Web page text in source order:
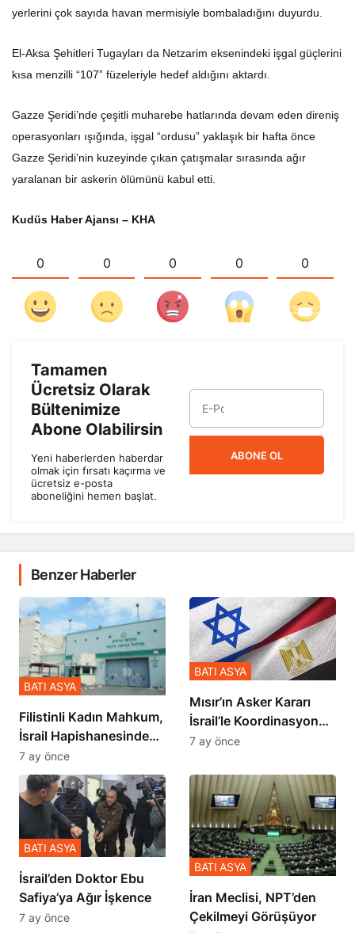
yerlerini çok sayıda havan mermisiyle bombaladığını duyurdu.
El-Aksa Şehitleri Tugayları da Netzarim eksenindeki işgal güçlerini
kısa menzilli “107” füzeleriyle hedef aldığını aktardı.
Gazze Şeridi’nde çeşitli muharebe hatlarında devam eden direniş
operasyonları ışığında, işgal “ordusu” yaklaşık bir hafta önce
Gazze Şeridi’nin kuzeyinde çıkan çatışmalar sırasında ağır
yaralanan bir askerin ölümünü kabul etti.
Kudüs Haber Ajansı – KHA
0 0 0 0 0
Tamamen
Ücretsiz Olarak
Bültenimize
Abone Olabilirsin
Yeni haberlerden haberdar
olmak için fırsatı kaçırma ve
ücretsiz e-posta
aboneliğini hemen başlat.
ABONE OL
Benzer Haberler
Filistinli Kadın Mahkum,
İsrail Hapishanesindeki
Zulmü Anlattı
BATI ASYA
7 ay önce
Mısır’ın Asker Kararı
İsrail’le Koordinasyon
İçinde Gerçekleşmiş
BATI ASYA
7 ay önce
İsrail’den Doktor Ebu
Safiya’ya Ağır İşkence
BATI ASYA
7 ay önce
İran Meclisi, NPT’den
Çekilmeyi Görüşüyor
BATI ASYA